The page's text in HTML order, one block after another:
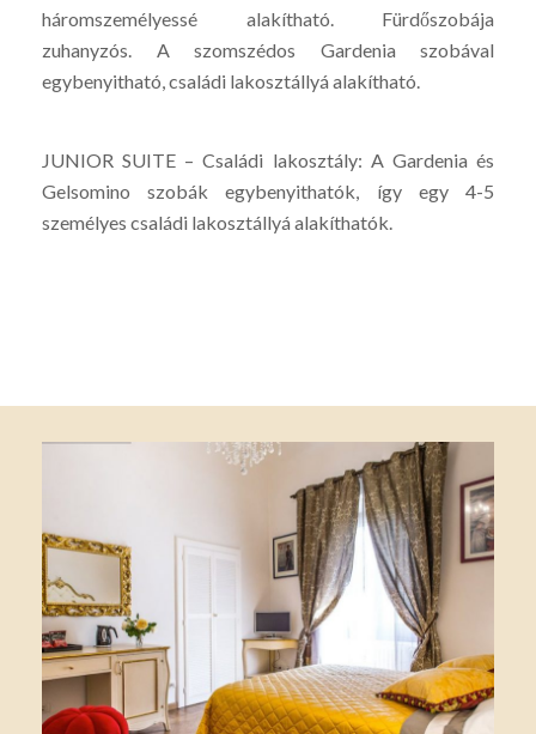
háromszemélyessé alakítható. Fürdőszobája
zuhanyzós. A szomszédos Gardenia szobával
egybenyitható, családi lakosztállyá alakítható.
JUNIOR SUITE – Családi lakosztály: A Gardenia és
Gelsomino szobák egybenyithatók, így egy 4-5
személyes családi lakosztállyá alakíthatók.